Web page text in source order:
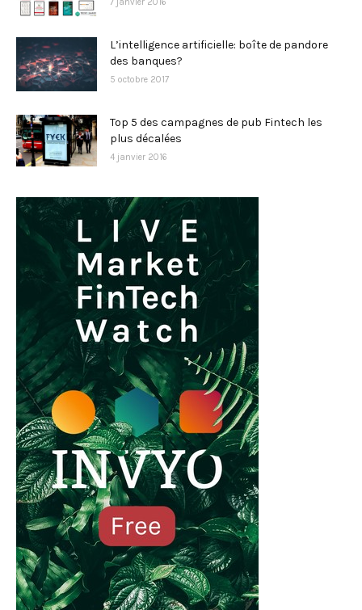
7 janvier 2016
L’intelligence artificielle: boîte de pandore
des banques?
5 octobre 2017
Top 5 des campagnes de pub Fintech les
plus décalées
4 janvier 2016